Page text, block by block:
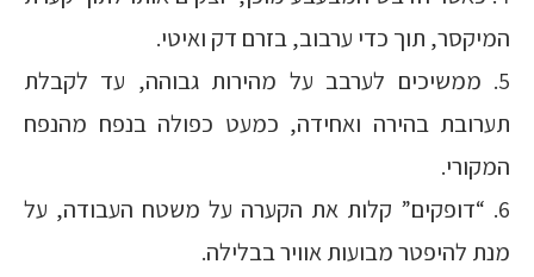
המיקסר, תוך כדי ערבוב, בזרם דק ואיטי.
5. ממשיכים לערבב על מהירות גבוהה, עד לקבלת
תערובת בהירה ואחידה, כמעט כפולה בנפח מהנפח
המקורי.
6. “דופקים” קלות את הקערה על משטח העבודה, על
מנת להיפטר מבועות אוויר בבלילה.